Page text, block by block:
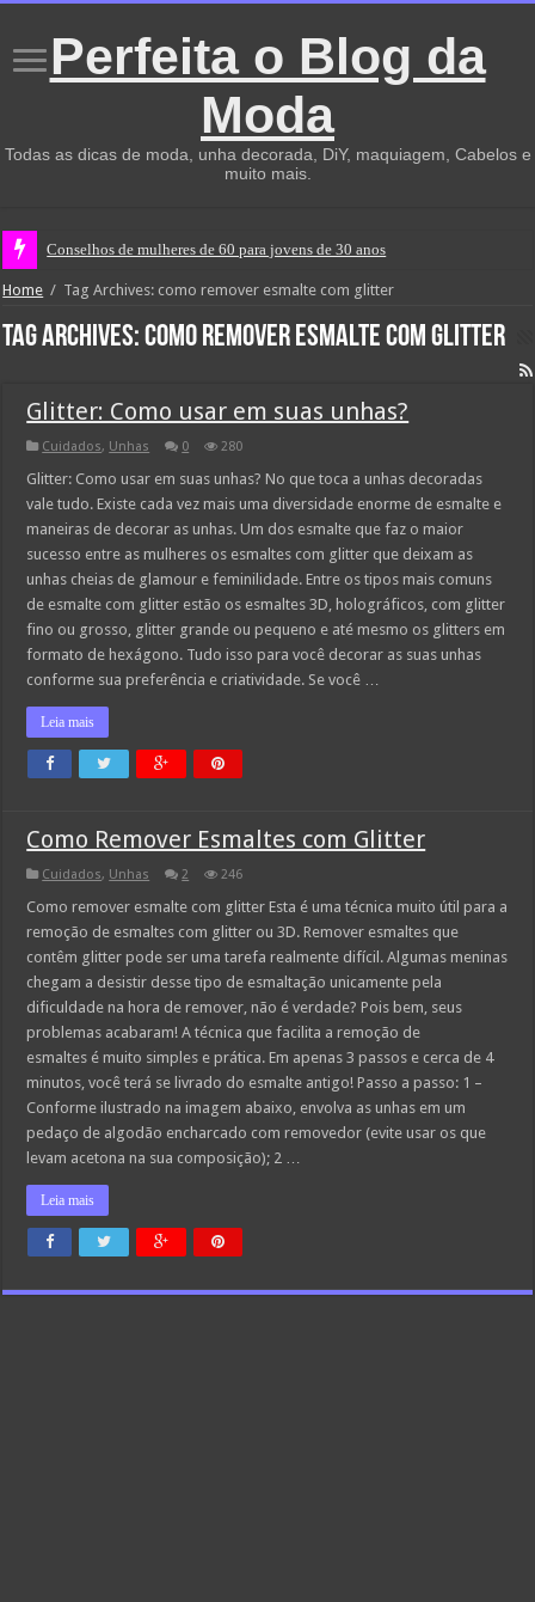
Perfeita o Blog da
Moda
Todas as dicas de moda, unha decorada, DiY, maquiagem, Cabelos e
muito mais.
Conselhos de mulheres de 60 para jovens de 30 anos
Home / Tag Archives: como remover esmalte com glitter
Tag Archives:como remover esmalte com glitter
Glitter: Como usar em suas unhas?
Cuidados, Unhas 0 280
Glitter: Como usar em suas unhas? No que toca a unhas decoradas
vale tudo. Existe cada vez mais uma diversidade enorme de esmalte e
maneiras de decorar as unhas. Um dos esmalte que faz o maior
sucesso entre as mulheres os esmaltes com glitter que deixam as
unhas cheias de glamour e feminilidade. Entre os tipos mais comuns
de esmalte com glitter estão os esmaltes 3D, holográficos, com glitter
fino ou grosso, glitter grande ou pequeno e até mesmo os glitters em
formato de hexágono. Tudo isso para você decorar as suas unhas
conforme sua preferência e criatividade. Se você …
Leia mais
Como Remover Esmaltes com Glitter
Cuidados, Unhas 2 246
Como remover esmalte com glitter Esta é uma técnica muito útil para a
remoção de esmaltes com glitter ou 3D. Remover esmaltes que
contêm glitter pode ser uma tarefa realmente difícil. Algumas meninas
chegam a desistir desse tipo de esmaltação unicamente pela
dificuldade na hora de remover, não é verdade? Pois bem, seus
problemas acabaram! A técnica que facilita a remoção de
esmaltes é muito simples e prática. Em apenas 3 passos e cerca de 4
minutos, você terá se livrado do esmalte antigo! Passo a passo: 1 –
Conforme ilustrado na imagem abaixo, envolva as unhas em um
pedaço de algodão encharcado com removedor (evite usar os que
levam acetona na sua composição); 2 …
Leia mais